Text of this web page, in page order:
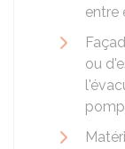
entre
ou